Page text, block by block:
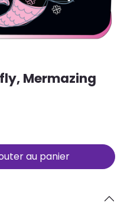
Mermazing
au panier